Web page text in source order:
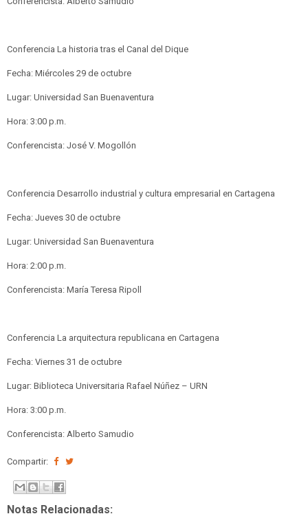
Conferencia La historia tras el Canal del Dique
Fecha: Miércoles 29 de octubre
Lugar: Universidad San Buenaventura
Hora: 3:00 p.m.
Conferencista: José V. Mogollón
Conferencia Desarrollo industrial y cultura empresarial en Cartagena
Fecha: Jueves 30 de octubre
Lugar: Universidad San Buenaventura
Hora: 2:00 p.m.
Conferencista: María Teresa Ripoll
Conferencia La arquitectura republicana en Cartagena
Fecha: Viernes 31 de octubre
Lugar: Biblioteca Universitaria Rafael Núñez – URN
Hora: 3:00 p.m.
Conferencista: Alberto Samudio
Compartir:
Notas Relacionadas: